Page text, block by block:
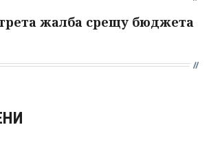
жалба срещу бюджета